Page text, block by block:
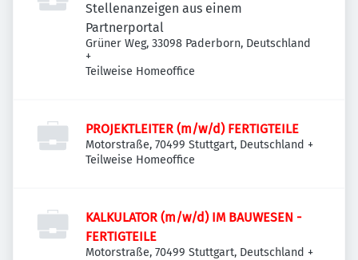
Stellenanzeigen aus einem
Partnerportal
Grüner Weg, 33098 Paderborn, Deutschland
+
Teilweise Homeoffice
PROJEKTLEITER (m/w/d) FERTIGTEILE
Motorstraße, 70499 Stuttgart, Deutschland +
Teilweise Homeoffice
KALKULATOR (m/w/d) IM BAUWESEN -
FERTIGTEILE
Motorstraße, 70499 Stuttgart, Deutschland +